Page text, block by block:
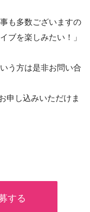
も多数ございますの
ブを楽しみたい！」
う方は是非お問い合
申し込みいただけま
する